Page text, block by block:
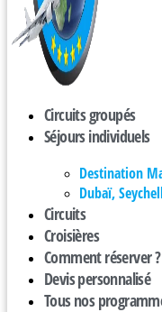
Circuits groupés
Séjours individuels
Destination
Dubaï,
Circuits
Croisières
Comment réserver ?
Devis personnalisé
Tous nos